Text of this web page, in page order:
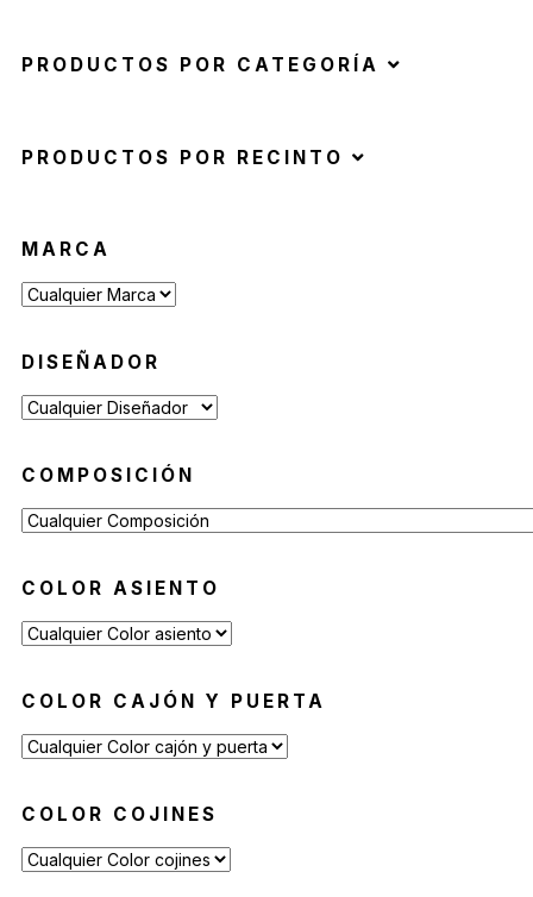
PRODUCTOS POR CATEGORÍA
PRODUCTOS POR RECINTO
MARCA
DISEÑADOR
COMPOSICIÓN
COLOR ASIENTO
COLOR CAJÓN Y PUERTA
COLOR COJINES